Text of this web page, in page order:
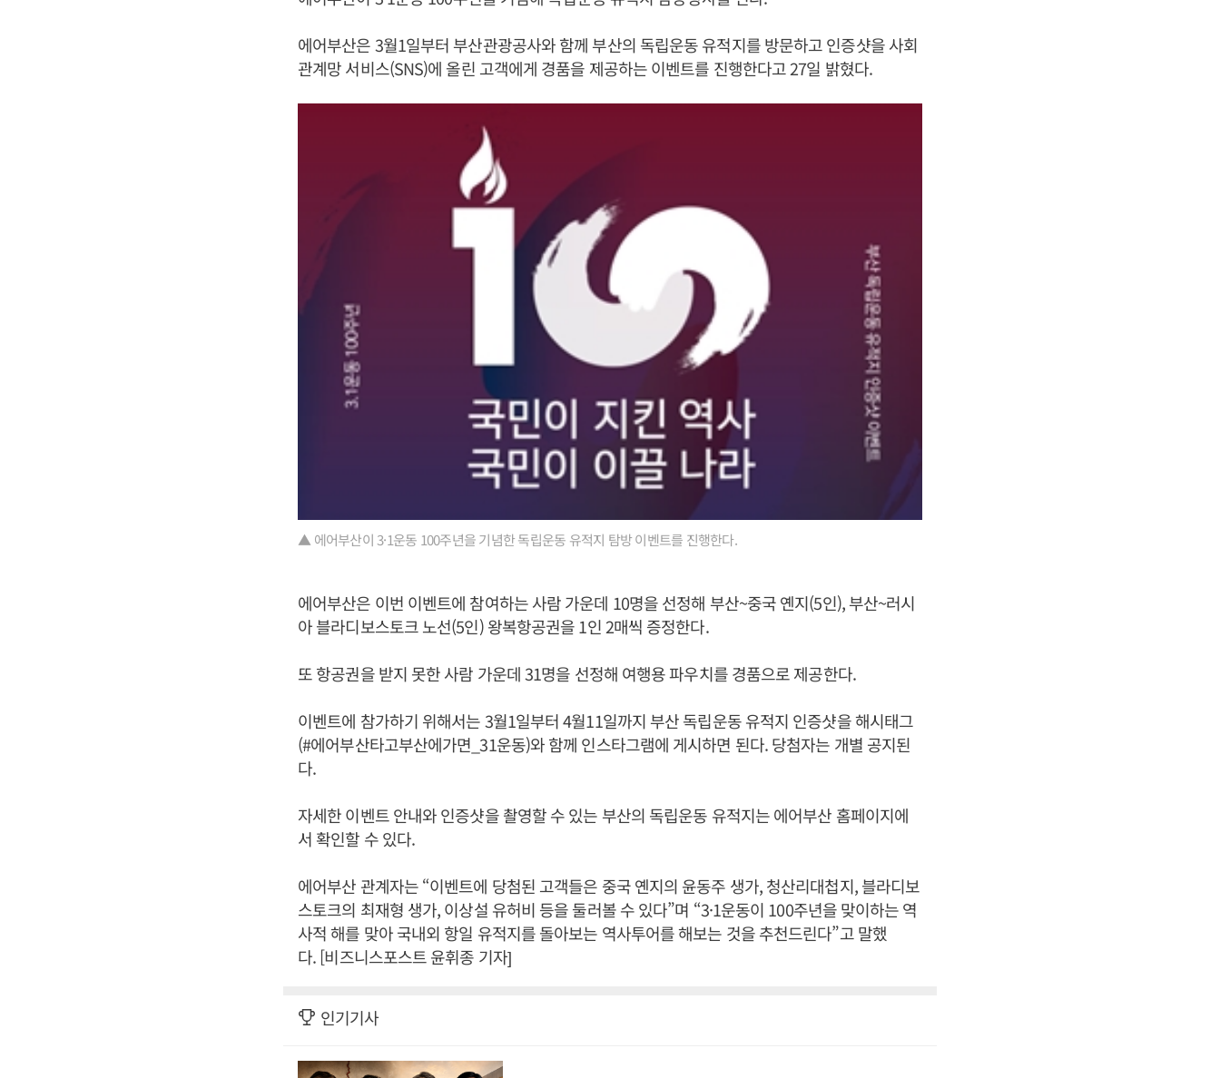
에어부산은 3월1일부터 부산관광공사와 함께 부산의 독립운동 유적지를 방문하고 인증샷을 사회
관계망 서비스(SNS)에 올린 고객에게 경품을 제공하는 이벤트를 진행한다고 27일 밝혔다.
▲ 에어부산이 3·1운동 100주년을 기념한 독립운동 유적지 탐방 이벤트를 진행한다.
에어부산은 이번 이벤트에 참여하는 사람 가운데 10명을 선정해 부산~중국 옌지(5인), 부산~러시
아 블라디보스토크 노선(5인) 왕복항공권을 1인 2매씩 증정한다.
또 항공권을 받지 못한 사람 가운데 31명을 선정해 여행용 파우치를 경품으로 제공한다.
이벤트에 참가하기 위해서는 3월1일부터 4월11일까지 부산 독립운동 유적지 인증샷을 해시태그
(#에어부산타고부산에가면_31운동)와 함께 인스타그램에 게시하면 된다. 당첨자는 개별 공지된
다.
자세한 이벤트 안내와 인증샷을 촬영할 수 있는 부산의 독립운동 유적지는 에어부산 홈페이지에
서 확인할 수 있다.
에어부산 관계자는 “이벤트에 당첨된 고객들은 중국 옌지의 윤동주 생가, 청산리대첩지, 블라디보
스토크의 최재형 생가, 이상설 유허비 등을 둘러볼 수 있다”며 “3·1운동이 100주년을 맞이하는 역
사적 해를 맞아 국내외 항일 유적지를 돌아보는 역사투어를 해보는 것을 추천드린다”고 말했
다. [비즈니스포스트 윤휘종 기자]
인기기사